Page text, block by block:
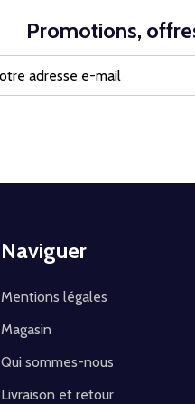
Promotions,
Naviguer
Mentions légales
Magasin
Qui sommes-nous
Livraison et retour